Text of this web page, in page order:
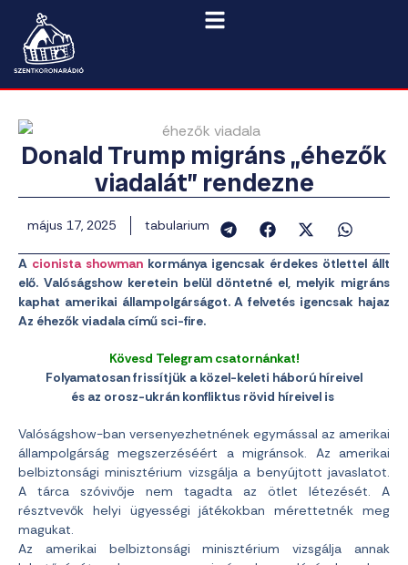
Donald Trump migráns „éhezők
viadalát” rendezne
május 17, 2025 tabularium
A cionista showman kormánya igencsak érdekes ötlettel állt
elő. Valóságshow keretein belül döntetné el, melyik migráns
kaphat amerikai állampolgárságot. A felvetés igencsak hajaz
Az éhezők viadala című sci-fire.
Kövesd Telegram csatornánkat!
Folyamatosan frissítjük a közel-keleti háború híreivel
és az orosz-ukrán konfliktus rövid híreivel is
Valóságshow-ban versenyezhetnének egymással az amerikai
állampolgárság megszerzéséért a migránsok. Az amerikai
belbiztonsági minisztérium vizsgálja a benyújtott javaslatot.
A tárca szóvivője nem tagadta az ötlet létezését. A
résztvevők helyi ügyességi játékokban mérettetnék meg
magukat.
Az amerikai belbiztonsági minisztérium vizsgálja annak